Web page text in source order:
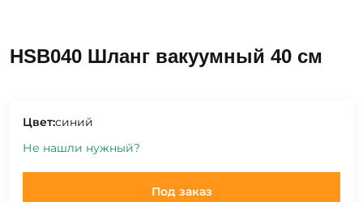
HSB040 Шланг вакуумный 40 см
Цвет:синий
Не нашли нужный?
Под заказ